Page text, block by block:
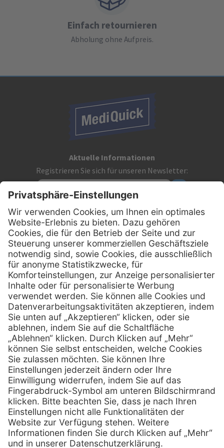
Einfach retournieren
Abholung ohne Aufpreis.
Aktuelle Informationen
Registrieren Sie sich für unseren Newsletter:
Kontakt
MediQuick Arzt- und Krankenhausbedarfshandel GmbH
Hans-Wunderlich-Straße 7
D-49078 Osnabrück
Telefon:0800 - 633 43 66
E-Mail: info @ mediquick.de
Services
Serviceversprechen
Sprechstundenbedarf
Retoure anmelden
Hilfe
FAQs
Kontakt
Lob & Kritik
Zertifikat Rechtliches
AGB
Impressum